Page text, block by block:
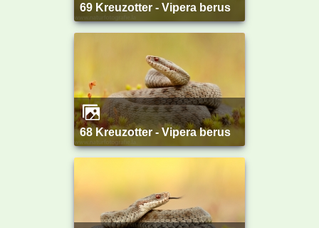
69 Kreuzotter - Vipera berus
68 Kreuzotter - Vipera berus